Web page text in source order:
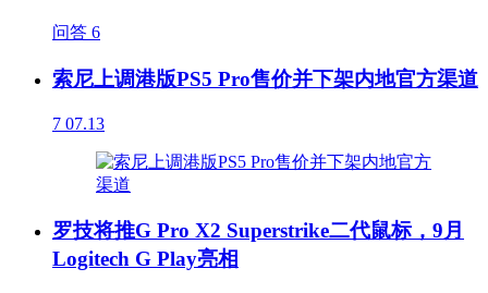
问答 6
索尼上调港版PS5 Pro售价并下架内地官方渠道
7 07.13
罗技将推G Pro X2 Superstrike二代鼠标，9月
Logitech G Play亮相